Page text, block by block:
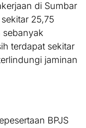
di Sumbar
25,75
sebanyak
terdapat sekitar
jaminan
BPJS